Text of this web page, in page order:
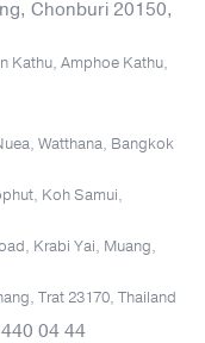
Chonburi 20150,
Kathu, Amphoe Kathu,
Watthana, Bangkok
Koh Samui,
Krabi Yai, Muang,
Trat 23170, Thailand
04 44